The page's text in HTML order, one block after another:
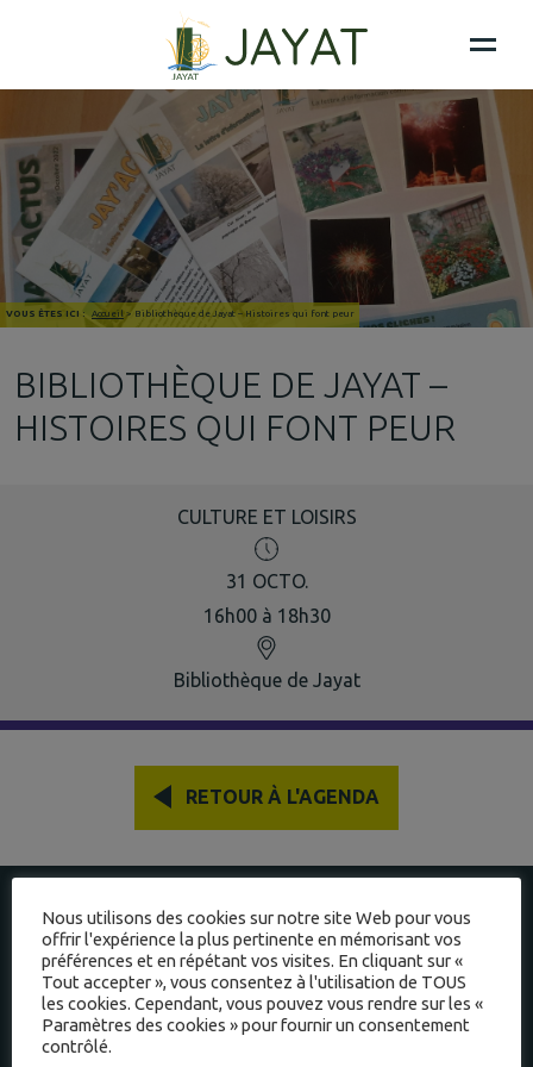
INTERCOMMUNALITÉ
VOUS ÊTES ICI : Accueil > Bibliothèque de Jayat – Histoires qui font peur
BIBLIOTHÈQUE DE JAYAT –
HISTOIRES QUI FONT PEUR
CULTURE ET LOISIRS
31 OCTO.
16h00 à 18h30
Bibliothèque de Jayat
RETOUR À L'AGENDA
Nous utilisons des cookies sur notre site Web pour vous
offrir l'expérience la plus pertinente en mémorisant vos
préférences et en répétant vos visites. En cliquant sur «
Tout accepter », vous consentez à l'utilisation de TOUS
les cookies. Cependant, vous pouvez vous rendre sur les «
Paramètres des cookies » pour fournir un consentement
contrôlé.